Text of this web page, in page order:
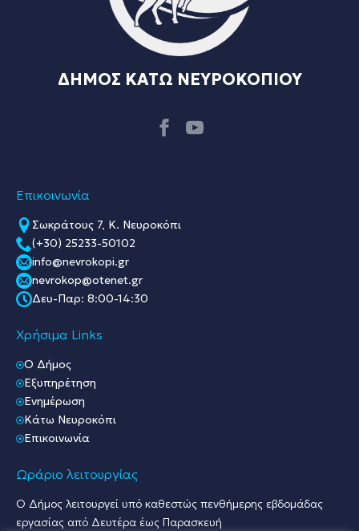
ΔΗΜΟΣ ΚΑΤΩ ΝΕΥΡΟΚΟΠΙΟΥ
Επικοινωνία
Σωκράτους 7, Κ. Νευροκόπι
(+30) 25233-50102
info@nevrokopi.gr
nevrokop@otenet.gr
Δευ-Παρ: 8:00-14:30
Χρήσιμα Links
O Δήμος
Εξυπηρέτηση
Ενημέρωση
Κάτω Νευροκόπι
Επικοινωνία
Ωράριο λειτουργίας
Ο Δήμος λειτουργεί υπό καθεστώς πενθήμερης εβδομάδας
εργασίας από Δευτέρα έως Παρασκευή